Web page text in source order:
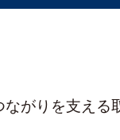
がりを支える